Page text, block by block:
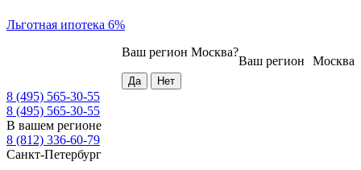
Льготная ипотека 6%
Москва
Ваш регион
Ваш регион Москва?
8 (495) 565-30-55
8 (495) 565-30-55
В вашем регионе
8 (812) 336-60-79
Санкт-Петербург